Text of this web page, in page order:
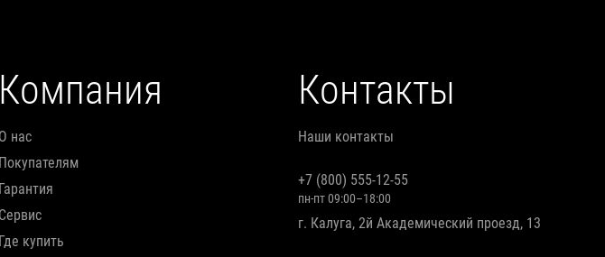
Компания
О нас
Покупателям
Гарантия
Сервис
Где купить
Контакты
Наши контакты
+7 (800) 555-12-55
пн-пт 09:00–18:00
г. Калуга, 2й Академический проезд, 13